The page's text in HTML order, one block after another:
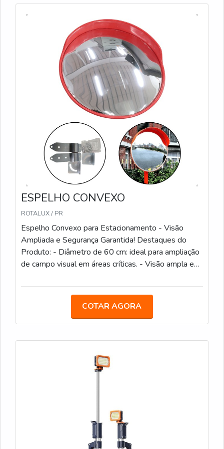
perfeito para grandes áreas que precisam de
iluminação uniforme. Com até 12.000 lumens e
duração de bateria de até 44 horas, proporciona
visibilidade sem pontos cegos. TL-300 Oferecendo
até 14.000 lumens e até 70 horas de uso no modo
Eco, o TL-300 é robusto e ajustável até 3,1 metros
de altura, ideal para grandes eventos e operações
de longa duração. TL-400 Com capacidade máxima
de 17.000 lumens e alcance de 1.100 m², o TL-400
é a escolha perfeita para grandes áreas que exigem
iluminação de alta intensidade e durabilidade de até
100 horas no modo Eco.
ESPELHO CONVEXO
ROTALUX / PR
Espelho Convexo para Estacionamento - Visão
Ampliada e Segurança Garantida! Destaques do
Produto: - Diâmetro de 60 cm: ideal para ampliação
de campo visual em áreas críticas. - Visão ampla e
estacionamentos e cruzamentos. - Material
resistente a raios UV e condições climáticas
adversas. - Fácil instalação: acompanha kit de
longa vida útil e eficiência contínua. O Espelho
Convexo de Estacionamento, com 60 cm de
intenso e pontos cegos, como estacionamentos,
garagens, cruzamentos e entradas de edifícios. Seu
design convexo oferece uma visão ampla e clara,
ajudando a prevenir acidentes e melhorar a
COTAR AGORA